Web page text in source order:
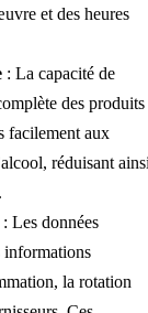
et des heures
: La capacité de
des produits
facilement aux
réduisant
: Les données
informations
la rotation